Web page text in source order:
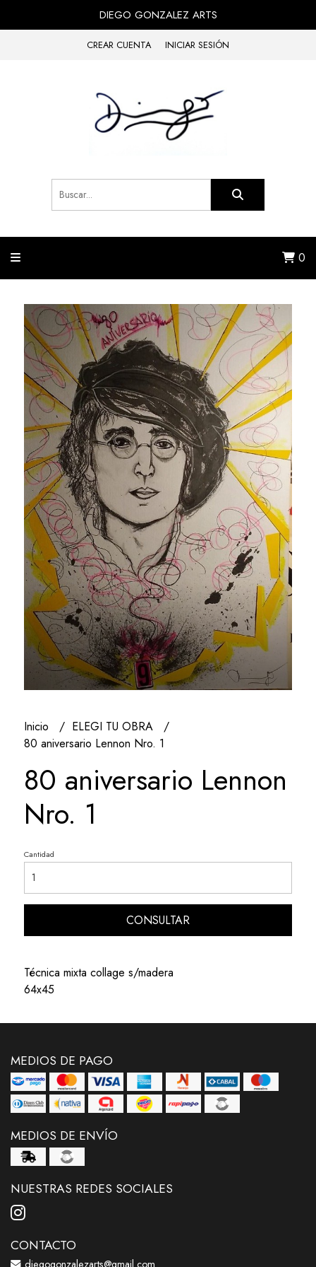
DIEGO GONZALEZ ARTS
CREAR CUENTA INICIAR SESIÓN
0
Inicio
ELEGI TU OBRA
80 aniversario Lennon Nro. 1
80 aniversario Lennon
Nro. 1
Cantidad
CONSULTAR
Técnica mixta collage s/madera
64x45
MEDIOS DE PAGO
MEDIOS DE ENVÍO
NUESTRAS REDES SOCIALES
CONTACTO
diegogonzalezarts@gmail.com